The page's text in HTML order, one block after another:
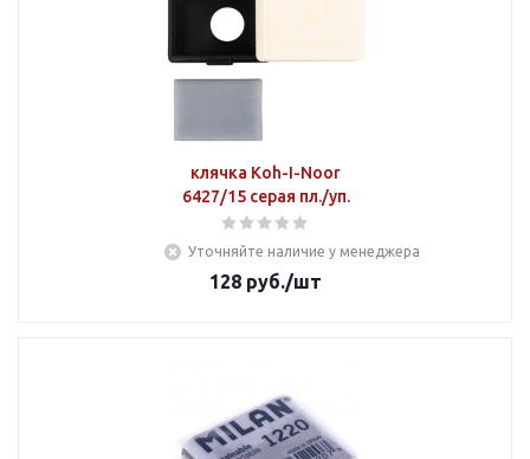
клячка Koh-I-Noor
6427/15 серая пл./уп.
Уточняйте наличие у менеджера
128 руб./шт